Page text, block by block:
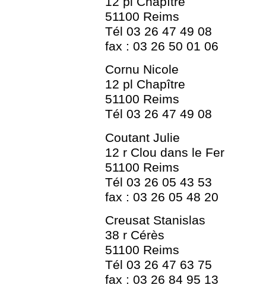
51100 Reims
Tél 03 26 47 49 08
fax : 03 26 50 01 06
Cornu Nicole
12 pl Chapître
51100 Reims
Tél 03 26 47 49 08
Coutant Julie
12 r Clou dans le Fer
51100 Reims
Tél 03 26 05 43 53
fax : 03 26 05 48 20
Creusat Stanislas
38 r Cérès
51100 Reims
Tél 03 26 47 63 75
fax : 03 26 84 95 13